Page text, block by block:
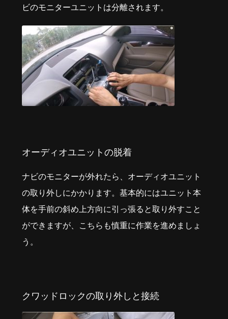
ビのモニターユニットは分離されます。
オーディオユニットの脱着
ナビのモニターが外れたら、オーディオユニット
の取り外しにかかります。基本的にはユニット本
体を手前の斜め上方向に引っ張ると取り外すこと
ができますが、こちらも慎重に作業を進めましょ
う。
クワッドロックの取り外しと接続